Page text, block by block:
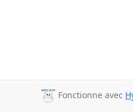
Fonctionne avec